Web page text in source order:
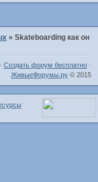
»Skateboarding как он
·Создать форум бесплатно ·
ЖивыеФорумы.ру © 2015